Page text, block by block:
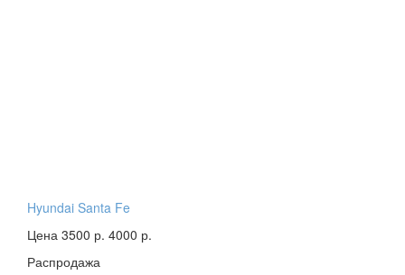
Hyundai Santa Fe
Цена 3500 р. 4000 р.
Распродажа